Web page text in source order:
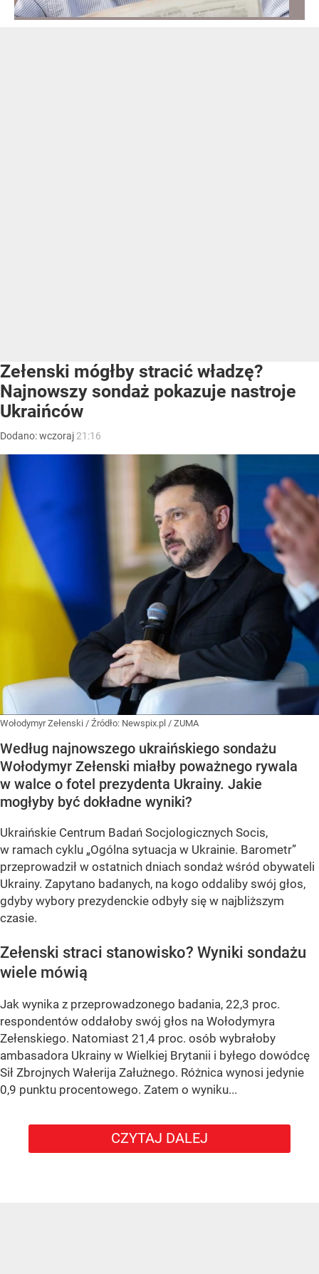
Zełenski mógłby stracić władzę?
Najnowszy sondaż pokazuje nastroje
Ukraińców
Dodano:wczoraj 21:16
Wołodymyr Zełenski / Źródło: Newspix.pl / ZUMA
Według najnowszego ukraińskiego sondażu
Wołodymyr Zełenski miałby poważnego rywala
w walce o fotel prezydenta Ukrainy. Jakie
mogłyby być dokładne wyniki?
Ukraińskie Centrum Badań Socjologicznych Socis,
w ramach cyklu „Ogólna sytuacja w Ukrainie. Barometr”
przeprowadził w ostatnich dniach sondaż wśród obywateli
Ukrainy. Zapytano badanych, na kogo oddaliby swój głos,
gdyby wybory prezydenckie odbyły się w najbliższym
czasie.
Zełenski straci stanowisko? Wyniki sondażu
wiele mówią
Jak wynika z przeprowadzonego badania, 22,3 proc.
respondentów oddałoby swój głos na Wołodymyra
Zełenskiego. Natomiast 21,4 proc. osób wybrałoby
ambasadora Ukrainy w Wielkiej Brytanii i byłego dowódcę
Sił Zbrojnych Wałerija Załużnego. Różnica wynosi jedynie
0,9 punktu procentowego. Zatem o wyniku...
CZYTAJ DALEJ